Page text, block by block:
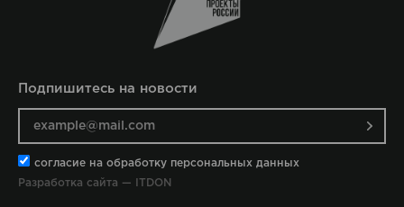
Подпишитесь на новости
согласие на обработку персональных данных
Разработка сайта — ITDON